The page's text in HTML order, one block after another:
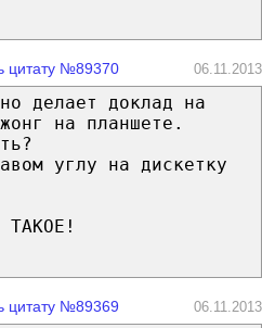
цитату №89370 06.11.2013
делает доклад на
на планшете.
углу на дискетку
цитату №89369 06.11.2013